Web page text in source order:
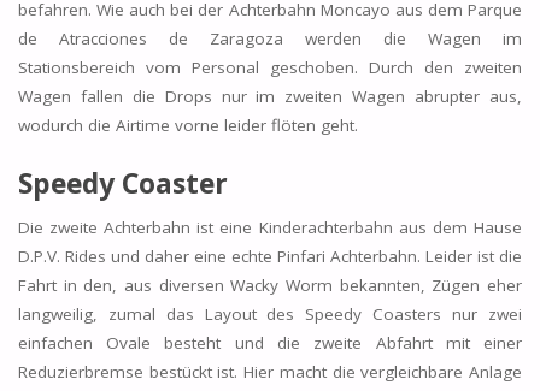
befahren. Wie auch bei der Achterbahn Moncayo aus dem Parque
de Atracciones de Zaragoza werden die Wagen im
Stationsbereich vom Personal geschoben. Durch den zweiten
Wagen fallen die Drops nur im zweiten Wagen abrupter aus,
wodurch die Airtime vorne leider flöten geht.
Speedy Coaster
Die zweite Achterbahn ist eine Kinderachterbahn aus dem Hause
D.P.V. Rides und daher eine echte Pinfari Achterbahn. Leider ist die
Fahrt in den, aus diversen Wacky Worm bekannten, Zügen eher
langweilig, zumal das Layout des Speedy Coasters nur zwei
einfachen Ovale besteht und die zweite Abfahrt mit einer
Reduzierbremse bestückt ist. Hier macht die vergleichbare Anlage